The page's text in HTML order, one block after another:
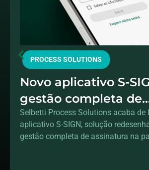
PROCESS SOLUTIONS
Novo aplicativo S-
gestão completa de
assinaturas na sua
Selbetti Process Solutions acaba de
aplicativo S-SIGN, solução
gestão completa de assinatura na